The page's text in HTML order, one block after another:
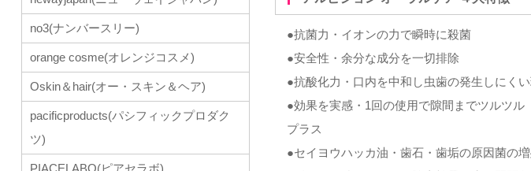
●抗菌力・イオンの力で瞬時に殺菌
●安全性・余分な成分を一切排除
●抗酸化力・口内を中和し虫歯の発生しにく
●効果を実感・1回の使用で隙間までツルツル
プラス
●セイヨウハッカ油・歯石・歯垢の原因菌の
no3(ナンバースリー)
orange cosme(オレンジコスメ)
Oskin＆hair(オー・スキン＆ヘア)
pacificproducts(パシフィックプロダク
ツ)
PIACELABO(ピアセラボ)